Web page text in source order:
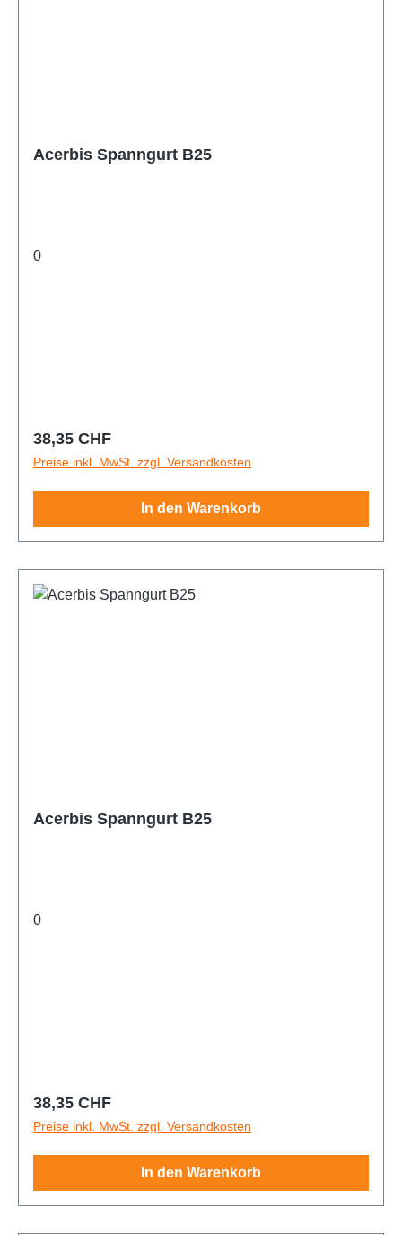
Acerbis Spanngurt B25
0
Regulärer Preis:
38,35 CHF
Preise inkl. MwSt. zzgl. Versandkosten
In den Warenkorb
Acerbis Spanngurt B25
0
Regulärer Preis:
38,35 CHF
Preise inkl. MwSt. zzgl. Versandkosten
In den Warenkorb